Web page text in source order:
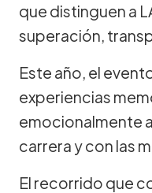
que distinguen a
superación,
Este año, el
experiencias
emocionalmente
carrera y con las
El recorrido que